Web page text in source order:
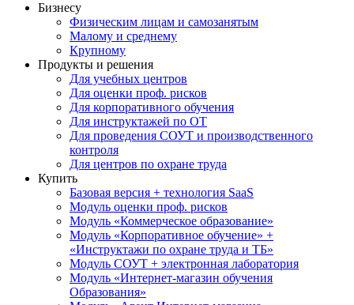
Бизнесу
Физическим лицам и самозанятым
Малому и среднему
Крупному
Продукты и решения
Для учебных центров
Для оценки проф. рисков
Для корпоративного обучения
Для инструктажей по ОТ
Для проведения СОУТ и производственного
контроля
Для центров по охране труда
Купить
Базовая версия + технология SaaS
Модуль оценки проф. рисков
Модуль «Коммерческое образование»
Модуль «Корпоративное обучение» +
«Инструктажи по охране труда и ТБ»
Модуль СОУТ + электронная лаборатория
Модуль «Интернет-магазин обучения
Образования»